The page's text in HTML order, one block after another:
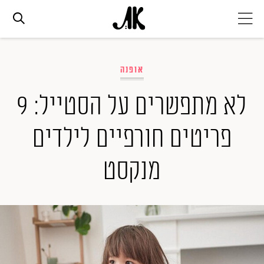
אופנה
ביוטי
סלבס
ערוצים נוספים
המגזין
אופנה
לא מתפשרים על הסטייל: 9
פריטים חורפיים לילדים
מנקסט